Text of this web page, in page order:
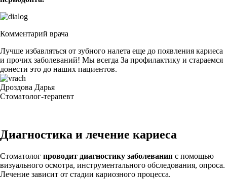
Комментарий врача
Лучше избавляться от зубного налета еще до появления кариеса
и прочих заболеваний! Мы всегда За профилактику и стараемся
донести это до наших пациентов.
Дроздова Дарья
Стоматолог-терапевт
Диагностика и лечение кариеса
Стоматолог проводит диагностику заболевания с помощью
визуального осмотра, инструментального обследования, опроса.
Лечение зависит от стадии кариозного процесса.